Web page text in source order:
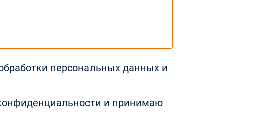
персональных данных и
и принимаю